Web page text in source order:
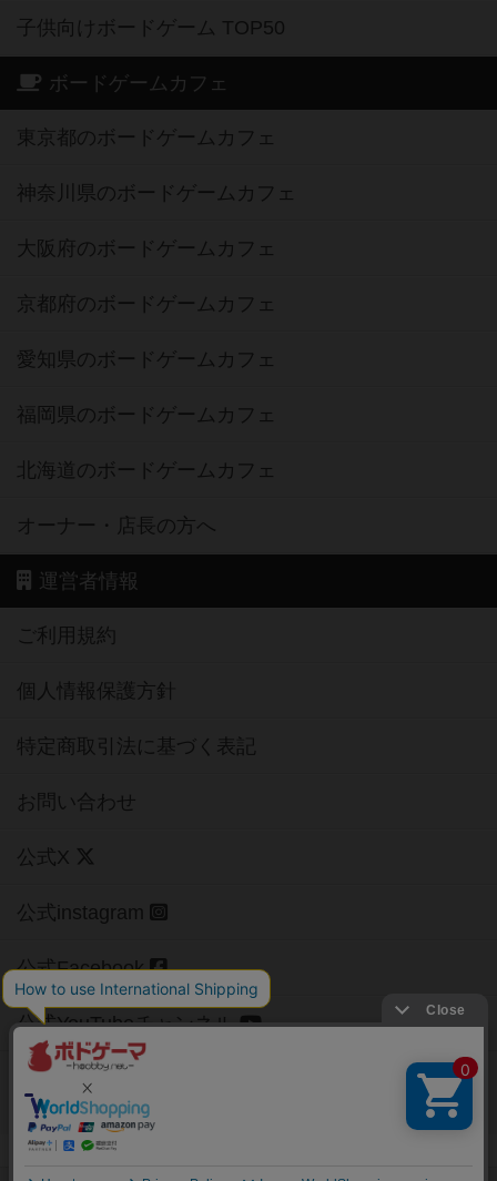
子供向けボードゲーム TOP50
ボードゲームカフェ
東京都のボードゲームカフェ
神奈川県のボードゲームカフェ
大阪府のボードゲームカフェ
京都府のボードゲームカフェ
愛知県のボードゲームカフェ
福岡県のボードゲームカフェ
北海道のボードゲームカフェ
オーナー・店長の方へ
運営者情報
ご利用規約
個人情報保護方針
特定商取引法に基づく表記
お問い合わせ
公式X
公式instagram
公式Facebook
公式YouTubeチャンネル